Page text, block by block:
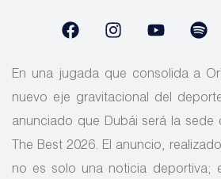
En una jugada que consolida a
nuevo eje gravitacional del
anunciado que Dubái será la sede
The Best 2026. El anuncio,
no es solo una noticia deportiva;